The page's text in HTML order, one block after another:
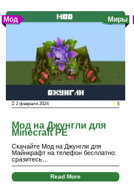
Мод Миры
2 февраля 2024 5
Мод на Джунгли для
Minecraft PE
Скачайте Мод на Джунгли для
Майнкрафт на телефон бесплатно:
сразитесь…
Read More